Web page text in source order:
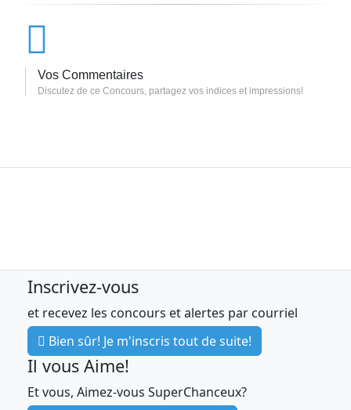
Vos Commentaires
Discutez de ce Concours, partagez vos indices et impressions!
Inscrivez-vous
et recevez les concours et alertes par courriel
Bien sûr! Je m'inscris tout de suite!
Il vous Aime!
Et vous, Aimez-vous SuperChanceux?